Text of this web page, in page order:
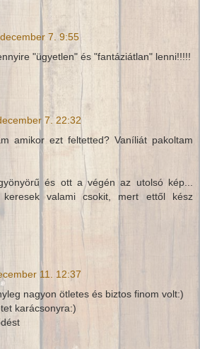
7. 9:55
"ügyetlen" és "fantáziátlan" lenni!!!!!
7. 22:32
amikor ezt feltetted? Vaníliát pakoltam
és ott a végén az utolsó kép...
keresek valami csokit, mert ettől kész
11. 12:37
nagyon ötletes és biztos finom volt:)
karácsonyra:)